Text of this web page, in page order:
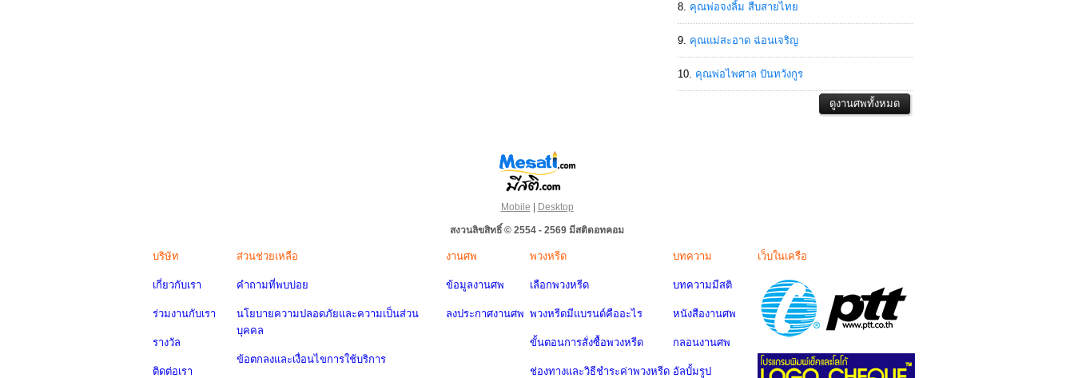
คุณพ่อจงลิ้ม สืบสายไทย
คุณแม่สะอาด ฉ่อนเจริญ
คุณพ่อไพศาล ปันทวังกูร
Mobile | Desktop
สงวนลิขสิทธิ์ © 2554 - 2569 มีสติดอทคอม
บริษัท
เกี่ยวกับเรา
ร่วมงานกับเรา
รางวัล
ติดต่อเรา
ส่วนช่วยเหลือ
คำถามที่พบบ่อย
นโยบายความปลอดภัยและความเป็นส่วน
บุคคล
ข้อตกลงและเงื่อนไขการใช้บริการ
งานศพ
ข้อมูลงานศพ
ลงประกาศงานศพ
พวงหรีด
เลือกพวงหรีด
พวงหรีดมีแบรนด์คืออะไร
ขั้นตอนการสั่งซื้อพวงหรีด
ช่องทางและวิธีชำระค่าพวงหรีด
บทความ
บทความมีสติ
หนังสืองานศพ
กลอนงานศพ
อัลบั้มรูป
เว็บในเครือ